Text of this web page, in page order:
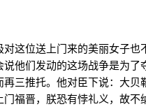
位送上门来的美丽女子也
说他们发动的这场战争是为了
再三推托。他对臣下说：大贝
门福晋，朕恐有悖礼义，故不